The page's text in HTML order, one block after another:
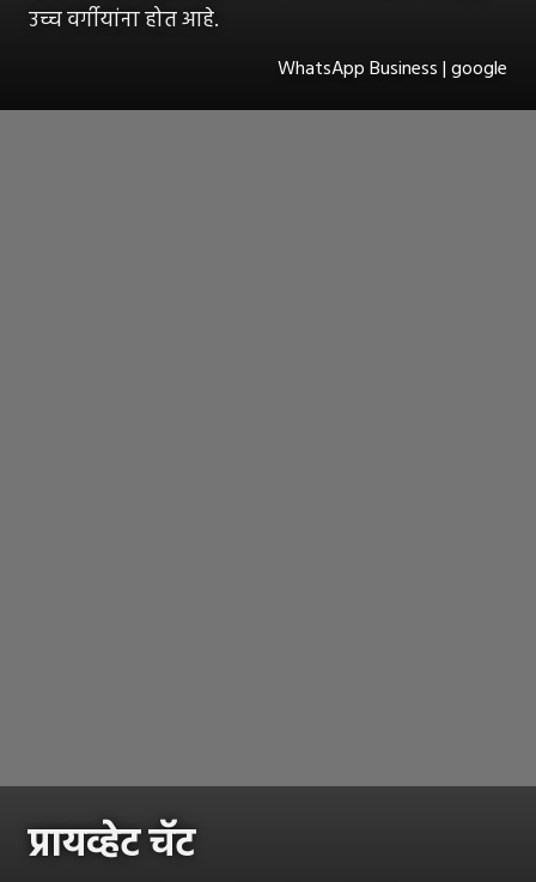
उच्च वर्गीयांना होत आहे.
WhatsApp Business | google
प्रायव्हेट चॅट